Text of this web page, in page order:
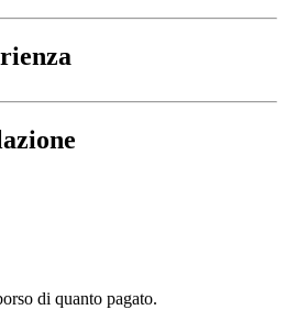
di quanto pagato.